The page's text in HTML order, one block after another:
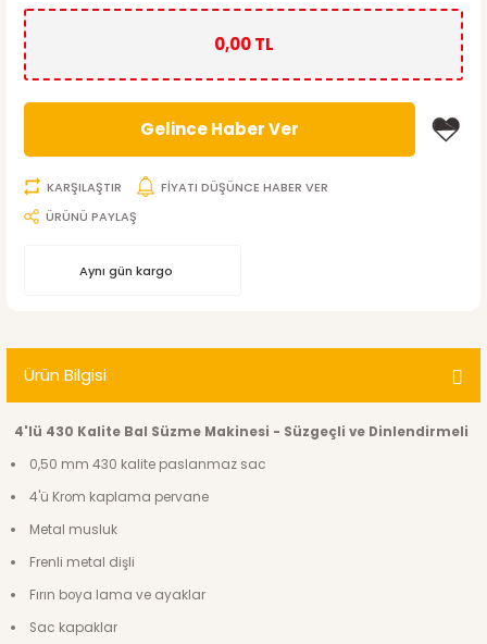
0,00 TL
Gelince Haber Ver
KARŞILAŞTIR
FİYATI DÜŞÜNCE HABER VER
ÜRÜNÜ PAYLAŞ
Aynı gün kargo
Ürün Bilgisi
4'lü 430 Kalite Bal Süzme Makinesi - Süzgeçli ve Dinlendirmeli
0,50 mm 430 kalite paslanmaz sac
4'ü Krom kaplama pervane
Metal musluk
Frenli metal dişli
Fırın boya lama ve ayaklar
Sac kapaklar